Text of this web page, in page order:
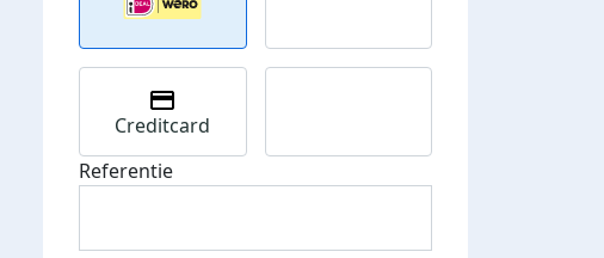
Creditcard
Referentie